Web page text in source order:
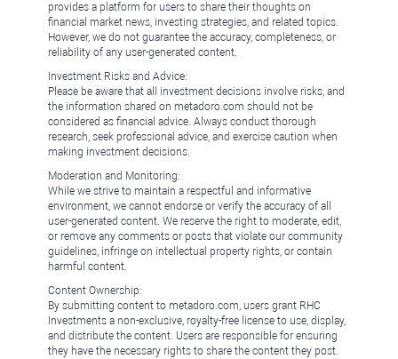
provides a platform for users to share their thoughts on
financial market news, investing strategies, and related topics.
However, we do not guarantee the accuracy, completeness, or
reliability of any user-generated content.
Investment Risks and Advice:
Please be aware that all investment decisions involve risks, and
the information shared on metadoro.com should not be
considered as financial advice. Always conduct thorough
research, seek professional advice, and exercise caution when
making investment decisions.
Moderation and Monitoring:
While we strive to maintain a respectful and informative
environment, we cannot endorse or verify the accuracy of all
user-generated content. We reserve the right to moderate, edit,
or remove any comments or posts that violate our community
guidelines, infringe on intellectual property rights, or contain
harmful content.
Content Ownership:
By submitting content to metadoro.com, users grant RHC
Investments a non-exclusive, royalty-free license to use, display,
and distribute the content. Users are responsible for ensuring
they have the necessary rights to share the content they post.